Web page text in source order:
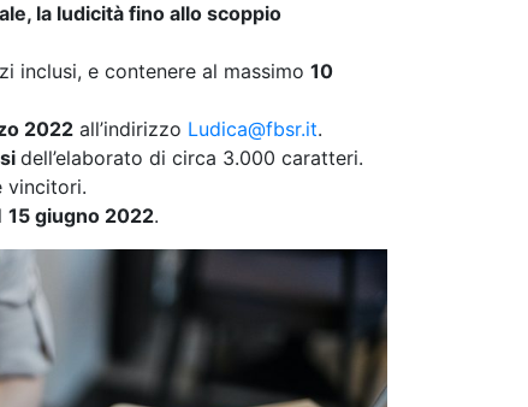
la ludicità fino allo scoppio
inclusi, e contenere al massimo 10
2022 all’indirizzo Ludica@fbsr.it.
dell’elaborato di circa 3.000 caratteri.
vincitori.
15 giugno 2022.